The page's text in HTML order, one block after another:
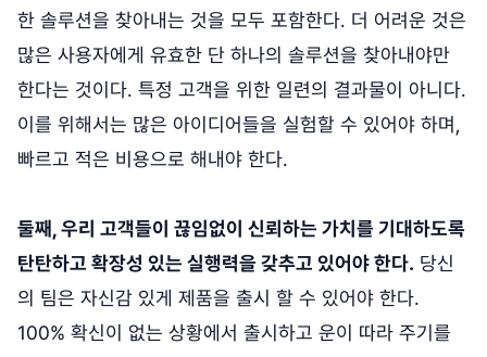
한 솔루션을 찾아내는 것을 모두 포함한다. 더 어려운 것은
많은 사용자에게 유효한 단 하나의 솔루션을 찾아내야만
한다는 것이다. 특정 고객을 위한 일련의 결과물이 아니다.
이를 위해서는 많은 아이디어들을 실험할 수 있어야 하며,
빠르고 적은 비용으로 해내야 한다.
둘째, 우리 고객들이 끊임없이 신뢰하는 가치를 기대하도록
탄탄하고 확장성 있는 실행력을 갖추고 있어야 한다. 당신
의 팀은 자신감 있게 제품을 출시 할 수 있어야 한다.
100% 확신이 없는 상황에서 출시하고 운이 따라 주기를